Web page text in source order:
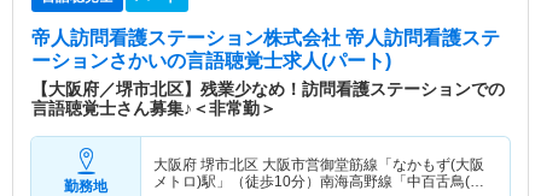
帝人訪問看護ステーション株式会社 帝人訪問看護ステ
ーションさかいの言語聴覚士求人(パート)
【大阪府／堺市北区】残業少なめ！訪問看護ステーションでの
言語聴覚士さん募集♪＜非常勤＞
勤務地
大阪府 堺市北区 大阪市営御堂筋線「なかもず(大阪
メトロ)駅」（徒歩10分）南海高野線「中百舌鳥(南